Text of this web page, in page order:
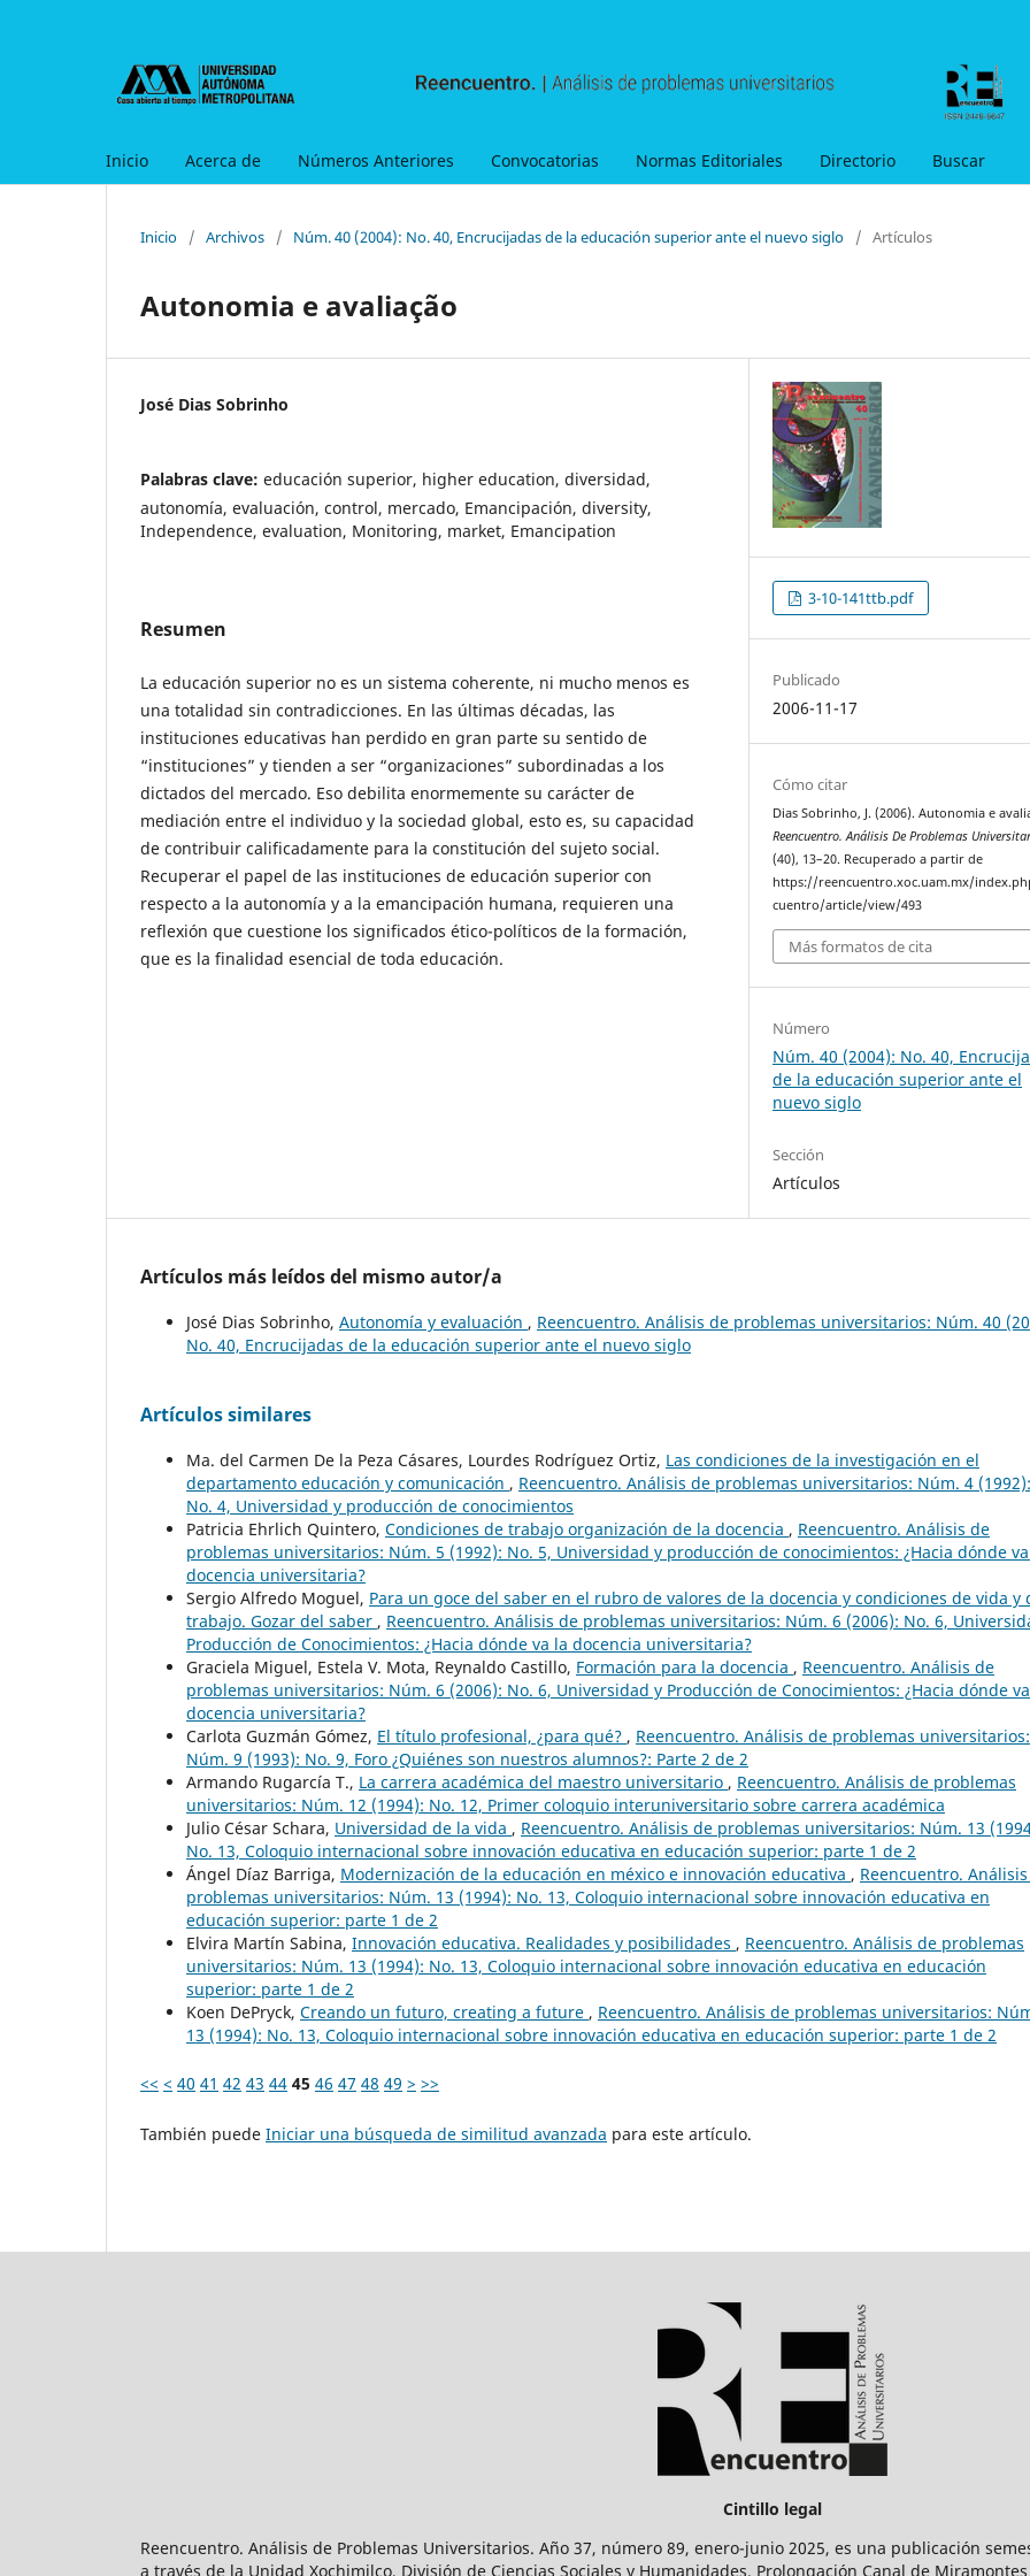
Inicio Acerca de Números Anteriores Convocatorias Normas Editoriales Directorio Buscar
Inicio / Archivos / Núm. 40 (2004): No. 40, Encrucijadas de la educación superior ante el nuevo siglo / Artículos
Autonomia e avaliação
José Dias Sobrinho
Palabras clave: educación superior, higher education, diversidad,
autonomía, evaluación, control, mercado, Emancipación, diversity,
Independence, evaluation, Monitoring, market, Emancipation
Resumen
La educación superior no es un sistema coherente, ni mucho menos es
una totalidad sin contradicciones. En las últimas décadas, las
instituciones educativas han perdido en gran parte su sentido de
“instituciones” y tienden a ser “organizaciones” subordinadas a los
dictados del mercado. Eso debilita enormemente su carácter de
mediación entre el individuo y la sociedad global, esto es, su capacidad
de contribuir calificadamente para la constitución del sujeto social.
Recuperar el papel de las instituciones de educación superior con
respecto a la autonomía y a la emancipación humana, requieren una
reflexión que cuestione los significados ético-políticos de la formación,
que es la finalidad esencial de toda educación.
3-10-141ttb.pdf
Publicado
2006-11-17
Cómo citar
Dias Sobrinho, J. (2006). Autonomia e
Reencuentro. Análisis De Problemas
(40), 13–20. Recuperado a partir de
https://reencuentro.xoc.uam.mx/
cuentro/article/view/493
Más formatos de cita
Número
Núm. 40 (2004): No. 40,
de la educación superior ante el
nuevo siglo
Sección
Artículos
Artículos más leídos del mismo autor/a
José Dias Sobrinho, Autonomía y evaluación , Reencuentro. Análisis de problemas universitarios: Núm. 40
No. 40, Encrucijadas de la educación superior ante el nuevo siglo
Artículos similares
Ma. del Carmen De la Peza Cásares, Lourdes Rodríguez Ortiz, Las condiciones de la investigación en el
departamento educación y comunicación , Reencuentro. Análisis de problemas universitarios: Núm. 4 (1992):
No. 4, Universidad y producción de conocimientos
Patricia Ehrlich Quintero, Condiciones de trabajo organización de la docencia , Reencuentro. Análisis de
problemas universitarios: Núm. 5 (1992): No. 5, Universidad y producción de conocimientos: ¿Hacia dónde
docencia universitaria?
Sergio Alfredo Moguel, Para un goce del saber en el rubro de valores de la docencia y condiciones de vida y
trabajo. Gozar del saber , Reencuentro. Análisis de problemas universitarios: Núm. 6 (2006): No. 6,
Producción de Conocimientos: ¿Hacia dónde va la docencia universitaria?
Graciela Miguel, Estela V. Mota, Reynaldo Castillo, Formación para la docencia , Reencuentro. Análisis de
problemas universitarios: Núm. 6 (2006): No. 6, Universidad y Producción de Conocimientos: ¿Hacia dónde
docencia universitaria?
Carlota Guzmán Gómez, El título profesional, ¿para qué? , Reencuentro. Análisis de problemas universitarios:
Núm. 9 (1993): No. 9, Foro ¿Quiénes son nuestros alumnos?: Parte 2 de 2
Armando Rugarcía T., La carrera académica del maestro universitario , Reencuentro. Análisis de problemas
universitarios: Núm. 12 (1994): No. 12, Primer coloquio interuniversitario sobre carrera académica
Julio César Schara, Universidad de la vida , Reencuentro. Análisis de problemas universitarios: Núm. 13
No. 13, Coloquio internacional sobre innovación educativa en educación superior: parte 1 de 2
Ángel Díaz Barriga, Modernización de la educación en méxico e innovación educativa , Reencuentro.
problemas universitarios: Núm. 13 (1994): No. 13, Coloquio internacional sobre innovación educativa en
educación superior: parte 1 de 2
Elvira Martín Sabina, Innovación educativa. Realidades y posibilidades , Reencuentro. Análisis de problemas
universitarios: Núm. 13 (1994): No. 13, Coloquio internacional sobre innovación educativa en educación
superior: parte 1 de 2
Koen DePryck, Creando un futuro, creating a future , Reencuentro. Análisis de problemas universitarios:
13 (1994): No. 13, Coloquio internacional sobre innovación educativa en educación superior: parte 1 de 2
<< < 40 41 42 43 44 45 46 47 48 49 > >>
También puede Iniciar una búsqueda de similitud avanzada para este artículo.
Cintillo legal
Reencuentro. Análisis de Problemas Universitarios. Año 37, número 89, enero-junio 2025, es una publicación
a través de la Unidad Xochimilco, División de Ciencias Sociales y Humanidades. Prolongación Canal de Miramontes